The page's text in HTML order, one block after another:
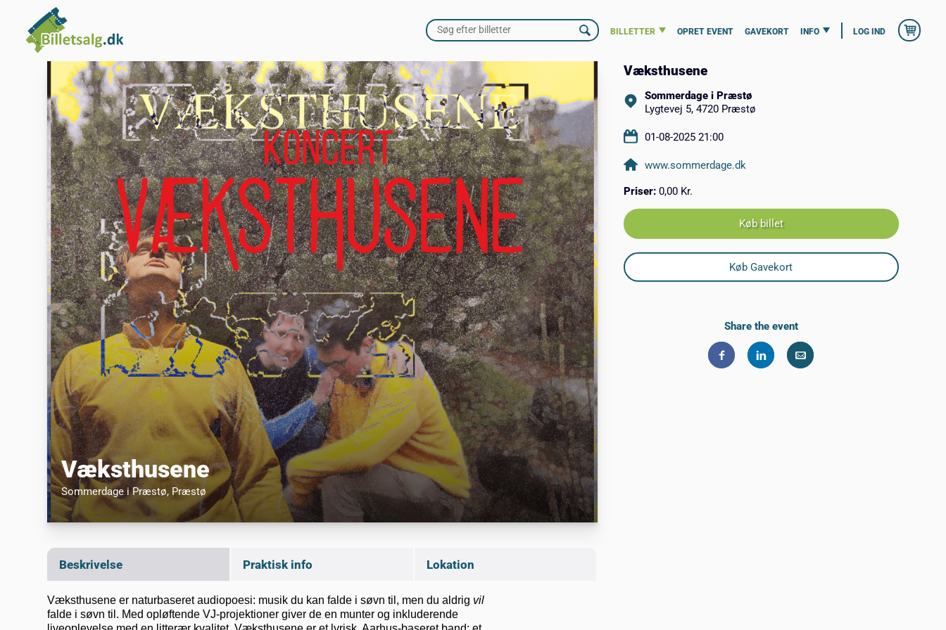
BILLETTER OPRET EVENT GAVEKORT INFO LOG IND
Væksthusene
Sommerdage i Præstø, Præstø
Beskrivelse Praktisk info Lokation
Væksthusene er naturbaseret audiopoesi: musik du kan falde i søvn til, men du aldrig vil
falde i søvn til. Med opløftende VJ-projektioner giver de en munter og inkluderende
Væksthusene
Sommerdage i Præstø
Lygtevej 5, 4720 Præstø
01-08-2025 21:00
www.sommerdage.dk
Priser: 0,00 Kr.
Køb billet
Køb Gavekort
Share the event